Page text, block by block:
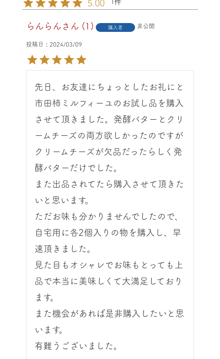
5.00
らんらん 1 購入者 非公開
投稿日 2024/03/09
先日、お友達にちょっとしたお礼にと
市田柿ミルフィーユのお試し品を購入
させて頂きました。発酵バターとクリ
ームチーズの両方欲しかったのですが
クリームチーズが欠品だったらしく発
酵バターだけでした。
また出品されてたら購入させて頂きた
いと思います。
ただお味も分かりませんでしたので、
自宅用に各2個入りの物を購入し、早
速頂きました。
見た目もオシャレでお味もとっても上
品で本当に美味しくて大満足しており
ます。
また機会があれば是非購入したいと思
います。
有難うございました。